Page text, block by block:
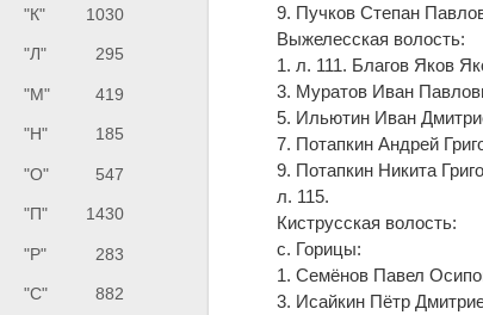
"К" 1030
"Л" 295
"М" 419
"Н" 185
"О" 547
"П" 1430
"Р" 283
"С" 882
9. Пучков Степан
Выжелесская волость:
1. л. 111. Благов Яков
3. Муратов Иван
5. Ильютин Иван
7. Потапкин Андрей
9. Потапкин Никита
л. 115.
Киструсская волость:
с. Горицы:
1. Семёнов Павел
3. Исайкин Пётр